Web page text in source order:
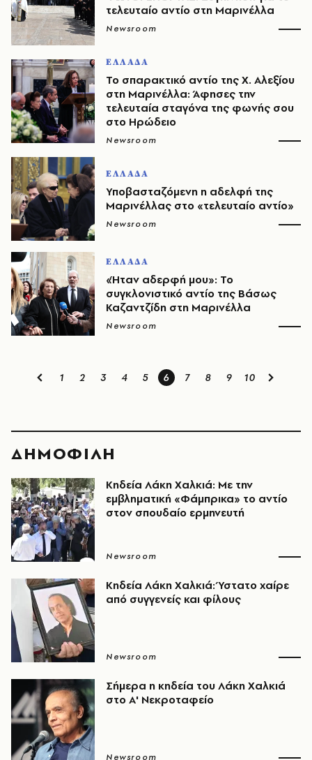
τελευταίο αντίο στη Μαρινέλλα
Newsroom
ΕΛΛΑΔΑ
Το σπαρακτικό αντίο της Χ. Αλεξίου
στη Μαρινέλλα: Άφησες την
τελευταία σταγόνα της φωνής σου
στο Ηρώδειο
Newsroom
ΕΛΛΑΔΑ
Υποβασταζόμενη η αδελφή της
Μαρινέλλας στο «τελευταίο αντίο»
Newsroom
ΕΛΛΑΔΑ
«Ήταν αδερφή μου»: Το
συγκλονιστικό αντίο της Βάσως
Καζαντζίδη στη Μαρινέλλα
Newsroom
1 2 3 4 5 6 7 8 9 10
ΔΗΜΟΦΙΛΗ
Κηδεία Λάκη Χαλκιά: Με την
εμβληματική «Φάμπρικα» το αντίο
στον σπουδαίο ερμηνευτή
Newsroom
Κηδεία Λάκη Χαλκιά: Ύστατο χαίρε
από συγγενείς και φίλους
Newsroom
Σήμερα η κηδεία του Λάκη Χαλκιά
στο Α' Νεκροταφείο
Newsroom